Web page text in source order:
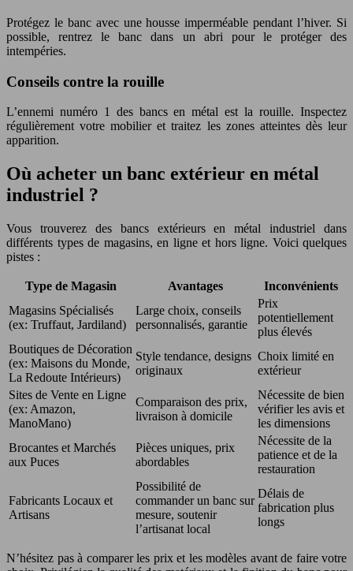
Protégez le banc avec une housse imperméable pendant l’hiver. Si
possible, rentrez le banc dans un abri pour le protéger des
intempéries.
Conseils contre la rouille
L’ennemi numéro 1 des bancs en métal est la rouille. Inspectez
régulièrement votre mobilier et traitez les zones atteintes dès leur
apparition.
Où acheter un banc extérieur en métal
industriel ?
Vous trouverez des bancs extérieurs en métal industriel dans
différents types de magasins, en ligne et hors ligne. Voici quelques
pistes :
Type de Magasin Avantages
Inconvénients
Magasins Spécialisés
(ex: Truffaut, Jardiland)
Large choix, conseils
personnalisés, garantie
Prix
potentiellement
plus élevés
Boutiques de Décoration
(ex: Maisons du Monde,
La Redoute Intérieurs)
Style tendance, designs
originaux
Choix limité en
extérieur
Sites de Vente en Ligne
(ex: Amazon,
ManoMano)
Comparaison des prix,
livraison à domicile
Nécessite de bien
vérifier les avis et
les dimensions
Brocantes et Marchés
aux Puces
Pièces uniques, prix
abordables
Nécessite de la
patience et de la
restauration
Fabricants Locaux et
Artisans
Possibilité de
commander un banc sur
mesure, soutenir
l’artisanat local
Délais de
fabrication plus
longs
N’hésitez pas à comparer les prix et les modèles avant de faire votre